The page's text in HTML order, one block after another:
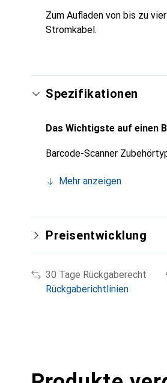
Zum Aufladen von bis zu
Stromkabel.
Spezifikationen
Das Wichtigste auf einen
Barcode-Scanner
Mehr anzeigen
Preisentwicklung
30 Tage Rückgaberecht
Rückgaberichtlinien